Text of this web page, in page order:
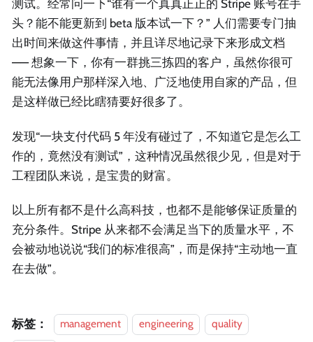
测试。经常问一下“谁有一个真真正正的 Stripe 账号在手
头？能不能更新到 beta 版本试一下？” 人们需要专门抽
出时间来做这件事情，并且详尽地记录下来形成文档
—— 想象一下，你有一群挑三拣四的客户，虽然你很可
能无法像用户那样深入地、广泛地使用自家的产品，但
是这样做已经比瞎猜要好很多了。
发现“一块支付代码 5 年没有碰过了，不知道它是怎么工
作的，竟然没有测试”，这种情况虽然很少见，但是对于
工程团队来说，是宝贵的财富。
以上所有都不是什么高科技，也都不是能够保证质量的
充分条件。Stripe 从来都不会满足当下的质量水平，不
会被动地说说“我们的标准很高”，而是保持“主动地一直
在去做”。
标签： management engineering
quality